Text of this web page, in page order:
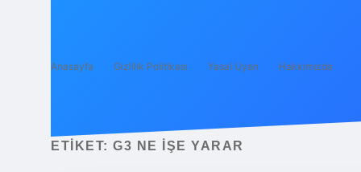
Anasayfa Gizlilik Politikası Yasal Uyarı Hakkımızda
ETIKET: G3 NE IŞE YARAR